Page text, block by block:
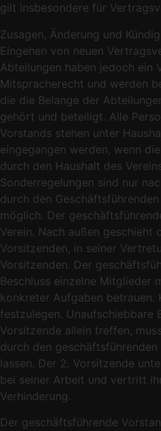
gilt insbesondere für
Zusagen, Änderung und
Eingehen von neuen
Abteilungen haben jedoch ein
Mitspracherecht und werden
die die Belange der
gehört und beteiligt. Alle
Vorstands stehen unter
eingegangen werden, wenn
durch den Haushalt des
Sonderregelungen sind nur
durch den
möglich. Der
Verein. Nach außen geschieht
Vorsitzenden, in seiner
Vorsitzenden. Der
Beschluss einzelne Mitglieder
konkreter Aufgaben betrauen.
festzulegen. Unaufschiebbare
Vorsitzende allein treffen,
durch den
lassen. Der 2. Vorsitzende
bei seiner Arbeit und vertritt
Verhinderung.
Der geschäftsführende